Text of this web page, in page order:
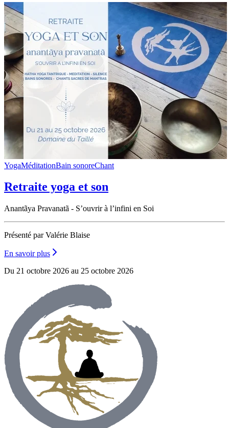
YogaMéditationBain sonoreChant
Retraite yoga et son
Anantãya Pravanatã - S’ouvrir à l’infini en Soi
Présenté par Valérie Blaise
En savoir plus
Du 21 octobre 2026 au 25 octobre 2026